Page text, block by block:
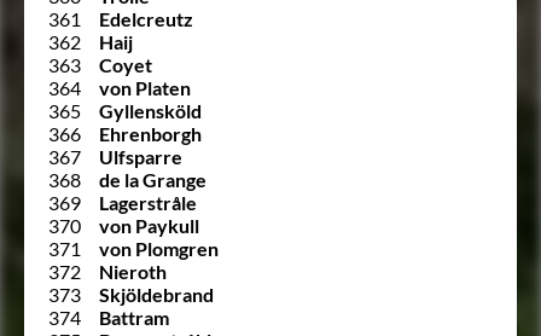
361
Edelcreutz
362
Haij
363
Coyet
364
von Platen
365
Gyllensköld
366
Ehrenborgh
367
Ulfsparre
368
de la Grange
369
Lagerstråle
370
von Paykull
371
von Plomgren
372
Nieroth
373
Skjöldebrand
374
Battram